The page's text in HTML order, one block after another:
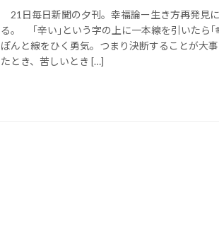
21日毎日新聞の夕刊。幸福論ー生き方再発見
る。 ｢辛い｣という字の上に一本線を引いたら｢
ぽんと線をひく勇気。つまり決断することが大
たとき、苦しいとき […]